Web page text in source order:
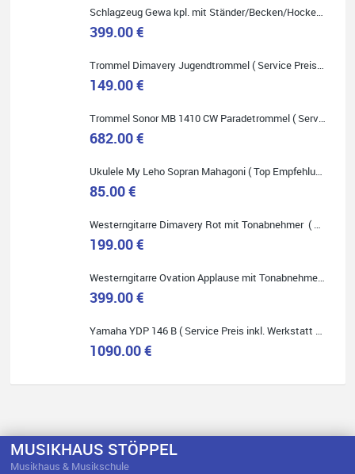
worden. Ich würde den Besuch im Musikgeschäft Stöppel jedem
Onlineshopping vorziehen.
Quelle: Google-Rezension
Klein...aber fein!
Toller Service, nette Leute. Immer wieder gerne..
Quelle: Google-Rezension
Schlagzeug Gewa kpl. mit Ständer/Becken/Hocker DER RENNER ! (Service Preis inkl. Werkstatt Service)
399.00 €
Trommel Dimavery Jugendtrommel ( Service Preis inkl. Werkstatt Service )
149.00 €
Trommel Sonor MB 1410 CW Paradetrommel ( Service Preis inkl. Werkstatt Service )
682.00 €
Ukulele My Leho Sopran Mahagoni ( Top Empfehlung ! )
85.00 €
Westerngitarre Dimavery Rot mit Tonabnehmer ( Service Preis inkl. Werkstatt Service )
199.00 €
Westerngitarre Ovation Applause mit Tonabnehmer ( Service Preis inkl. Werkstatt Service )
399.00 €
Yamaha YDP 146 B ( Service Preis inkl. Werkstatt Service )
1090.00 €
MUSIKHAUS STÖPPEL
Musikhaus & Musikschule